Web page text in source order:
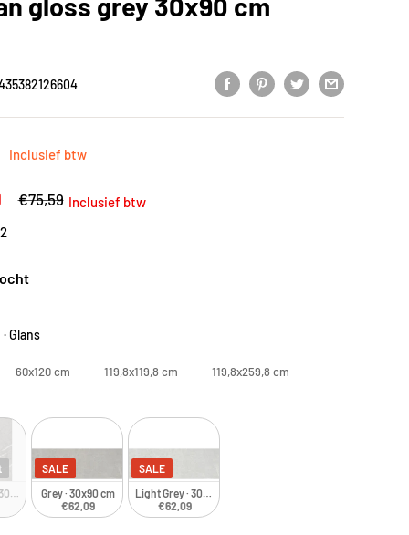
Inclusief btw
Adviesprijs
€75,59 Inclusief btw
Glans
60x120 cm 119,8x119,8 cm 119,8x259,8 cm
cm · Glans
SALE
Grey · 30x90 cm
€62,09
SALE
Light Grey · 30x90 cm
€62,09